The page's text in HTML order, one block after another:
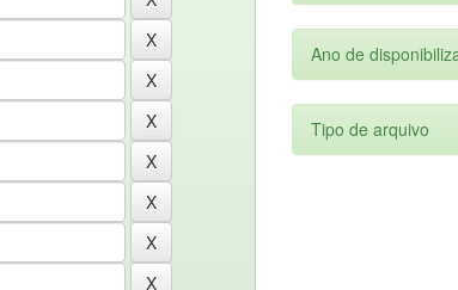
Ano de
Tipo de arquivo